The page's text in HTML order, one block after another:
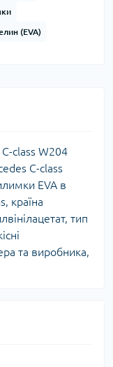
(EVA)
class W204
C-class
EVA в
країна
тип
та виробника,